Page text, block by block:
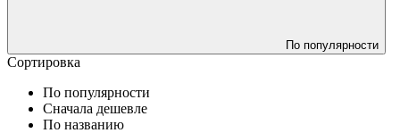
По популярности
Сортировка
По популярности
Сначала дешевле
По названию